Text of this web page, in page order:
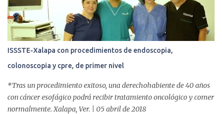
s
ISSSTE-Xalapa con procedimientos de endoscopia,
colonoscopia y cpre, de primer nivel
*Tras un procedimiento exitoso, una derechohabiente de 40 años
con cáncer esofágico podrá recibir tratamiento oncológico y comer
normalmente. Xalapa, Ver. | 05 abril de 2018